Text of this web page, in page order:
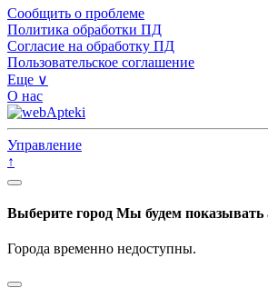
Сообщить о проблеме
Политика обработки ПД
Согласие на обработку ПД
Пользовательское соглашение
Еще ∨
О нас
Управление
↑
Выберите город Мы будем показывать
Города временно недоступны.